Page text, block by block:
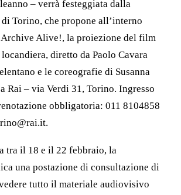
– verrà festeggiata dalla
Torino, che propone all’interno
Archive Alive!, la proiezione del film
diretto da Paolo Cavara
e le coreografie di Susanna
Rai – via Verdi 31, Torino. Ingresso
obbligatoria: 011 8104858
tra il 18 e il 22 febbraio, la
una postazione di consultazione di
tutto il materiale audiovisivo